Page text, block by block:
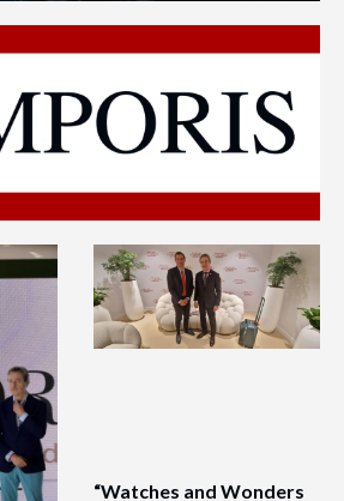
“Watches and Wonders